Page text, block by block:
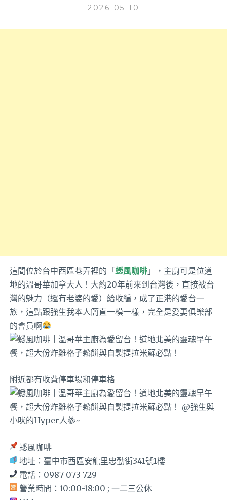
2026-05-10
這間位於台中西區巷弄裡的「蟋風咖啡」，主廚可是位道
地的溫哥華加拿大人！大約20年前來到台灣後，直接被台
灣的魅力（還有老婆的愛）給收編，成了正港的愛台一
族，這點跟強生我本人簡直一模一樣，完全是愛妻俱樂部
的會員啊
附近都有收費停車場和停車格
蟋風咖啡
地址：臺中市西區安龍里忠勤街341號1樓
電話：0987 073 729
營業時間：10:00-18:00 ; 一二三公休